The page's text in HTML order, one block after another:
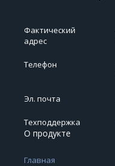
Фактический
адрес
Телефон
Эл. почта
Техподдержка
О продукте
Главная